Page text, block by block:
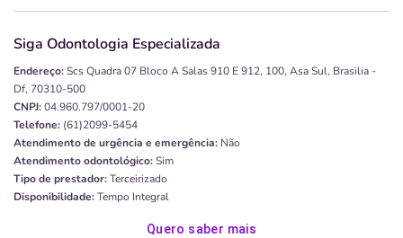
Siga Odontologia Especializada
Endereço:Scs Quadra 07 Bloco A Salas 910 E 912, 100, Asa Sul, Brasilia -
Df, 70310-500
CNPJ:04.960.797/0001-20
Telefone: (61)2099-5454
Atendimento de urgência e emergência: Não
Atendimento odontológico:Sim
Tipo de prestador:Terceirizado
Disponibilidade:Tempo Integral
Quero saber mais